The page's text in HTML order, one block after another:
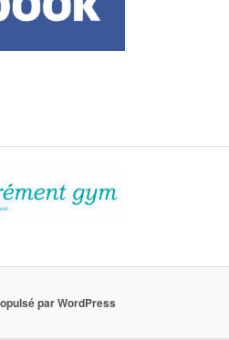
par WordPress